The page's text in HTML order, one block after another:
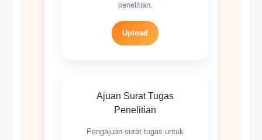
penelitian.
Upload
Ajuan Surat Tugas
Penelitian
Pengajuan surat tugas untuk